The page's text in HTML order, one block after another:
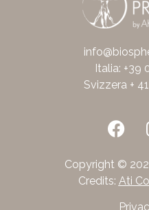
Italia: +39
Svizzera +
Copyright ©
Credits: Ati